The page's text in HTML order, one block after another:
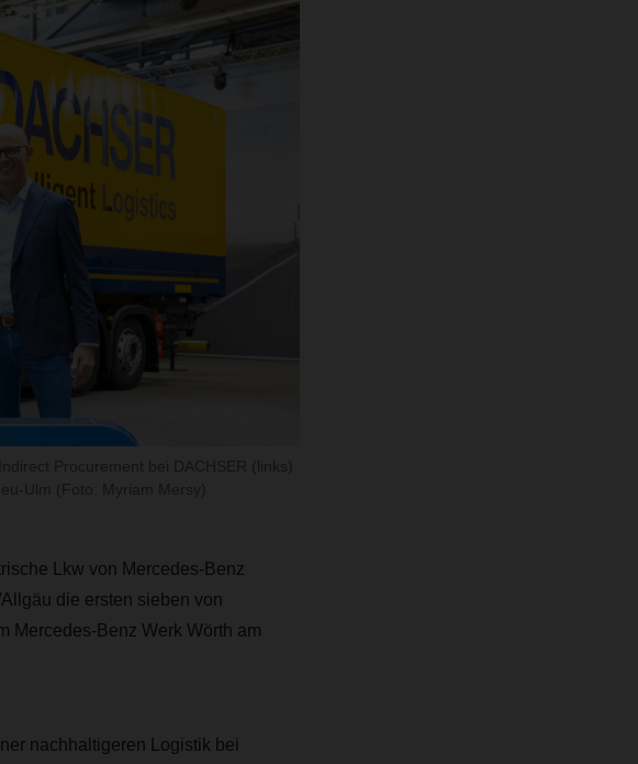
Lkw von Mercedes-Benz
die ersten sieben von
Mercedes-Benz Werk Wörth am
nachhaltigeren Logistik bei